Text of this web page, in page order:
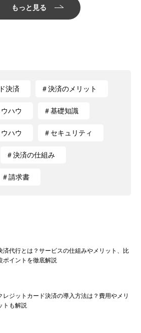
もっと見る
決済 ＃決済のメリット
ハウ ＃基礎知識
ハウ ＃セキュリティ
＃決済の仕組み
＃請求書
済代行とは？サービスの仕組みやメリット、比
ポイントを徹底解説
レジットカード決済の導入方法は？費用やメリ
トも解説